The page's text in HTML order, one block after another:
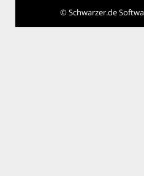
©Schwarzer.de